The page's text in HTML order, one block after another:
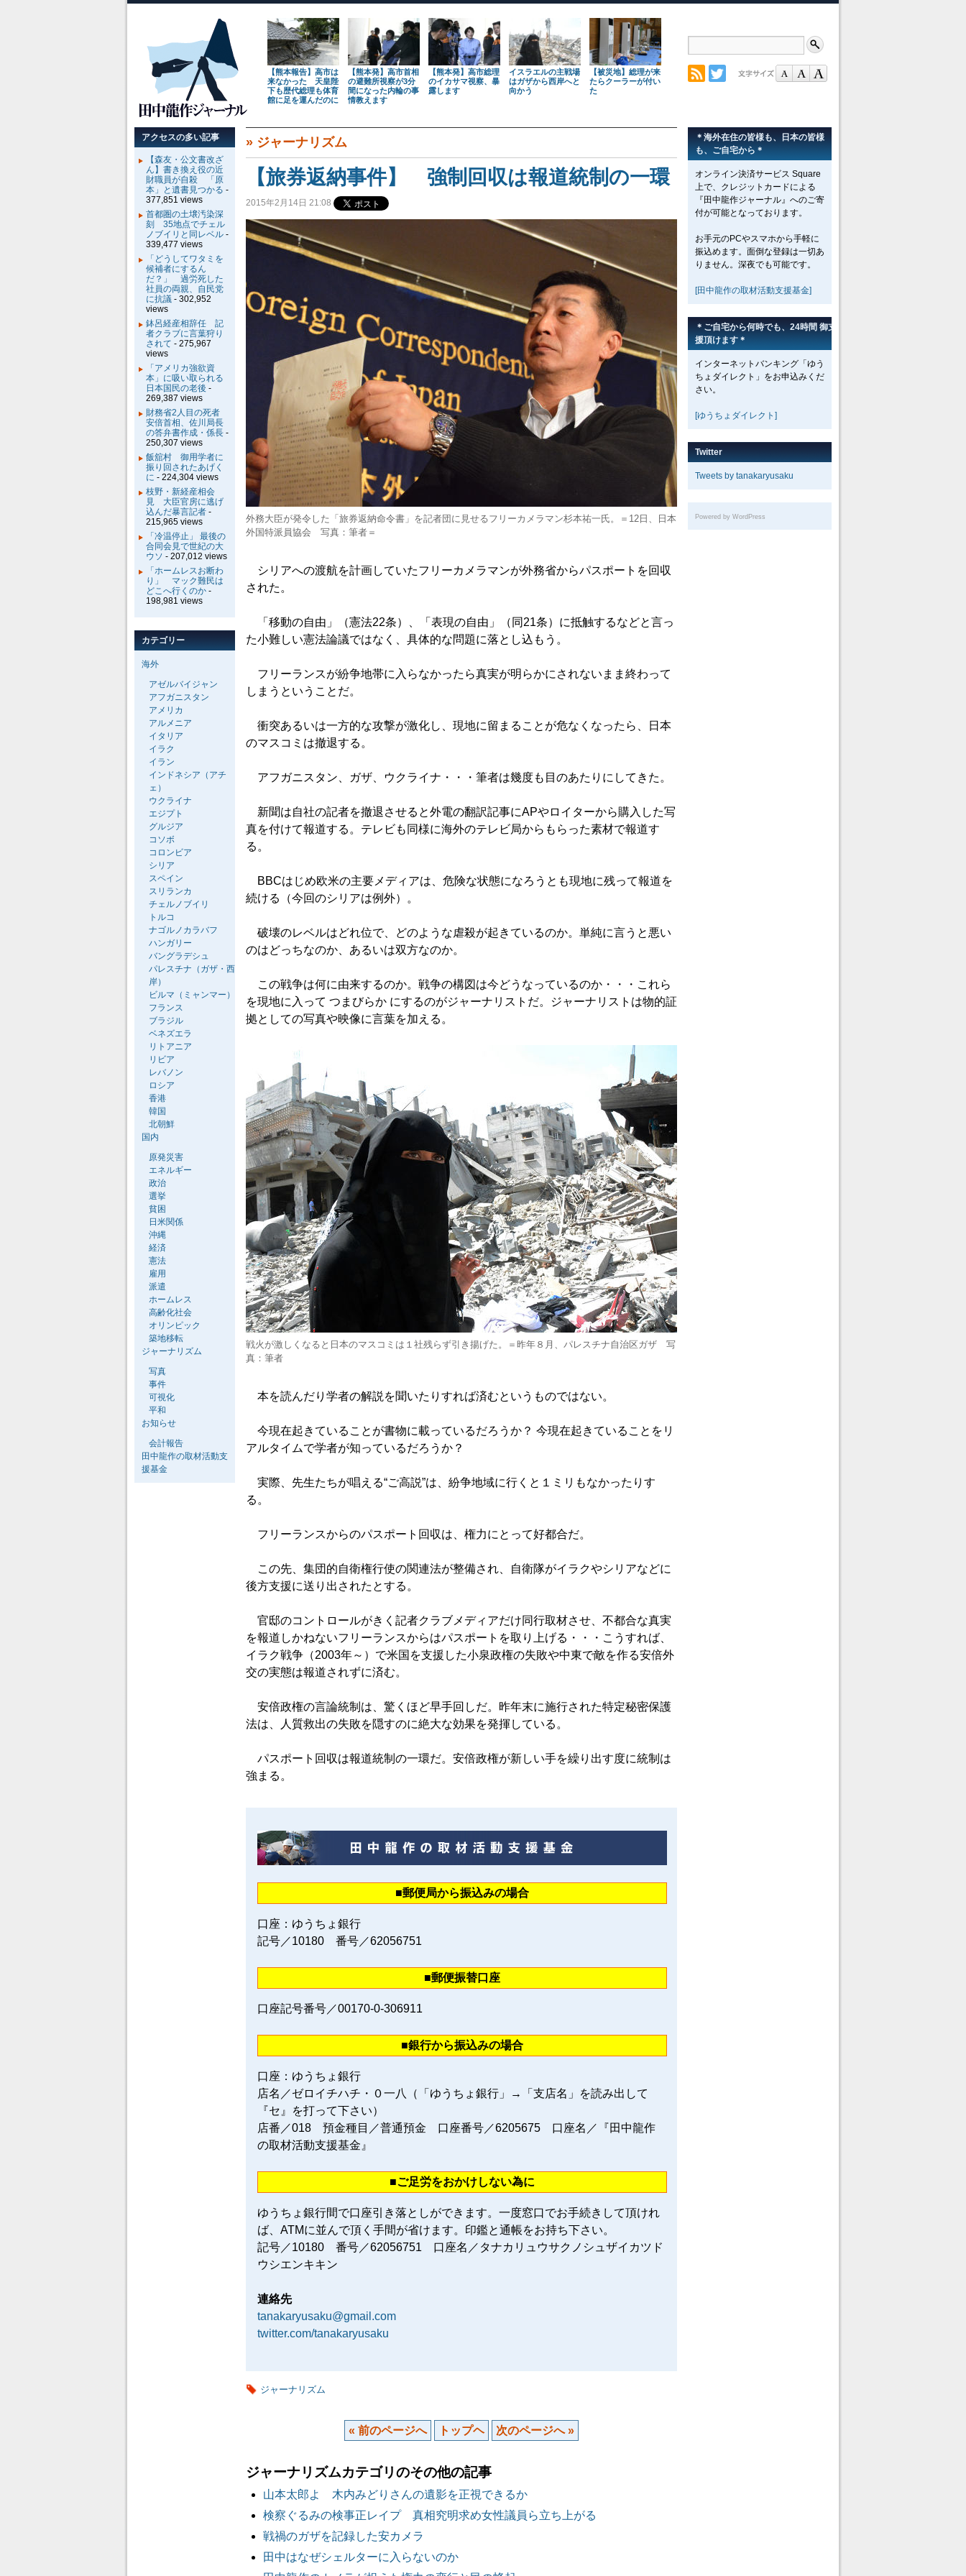
【熊本報告】高市は
来なかった 天皇陛
下も歴代総理も体育
館に足を運んだのに
【熊本発】高市首相
の避難所視察が3分
間になった内輪の事
情教えます
【熊本発】高市総理
のイカサマ視察、暴
露します
イスラエルの主戦場
はガザから西岸へと
向かう
【被災地】総理が来
たらクーラーが付い
た
» ジャーナリズム
【旅券返納事件】 強制回収は報道統制の一環
2015年2月14日 21:08
外務大臣が発令した「旅券返納命令書」を記者団に見せるフリーカメラマン杉本祐一氏。＝12日、日本
外国特派員協会 写真：筆者＝
シリアへの渡航を計画していたフリーカメラマンが外務省からパスポートを回収
された。
「移動の自由」（憲法22条）、「表現の自由」（同21条）に抵触するなどと言っ
た小難しい憲法論議ではなく、具体的な問題に落とし込もう。
フリーランスが紛争地帯に入らなかったら真実が明らかにされないまま終わって
しまうということだ。
衝突あるいは一方的な攻撃が激化し、現地に留まることが危なくなったら、日本
のマスコミは撤退する。
アフガニスタン、ガザ、ウクライナ・・・筆者は幾度も目のあたりにしてきた。
新聞は自社の記者を撤退させると外電の翻訳記事にAPやロイターから購入した写
真を付けて報道する。テレビも同様に海外のテレビ局からもらった素材で報道す
る。
BBCはじめ欧米の主要メディアは、危険な状態になろうとも現地に残って報道を
続ける（今回のシリアは例外）。
破壊のレベルはどれ位で、どのような虐殺が起きているのか。単純に言うと悪い
のはどっちなのか、あるいは双方なのか。
この戦争は何に由来するのか。戦争の構図は今どうなっているのか・・・これら
を現地に入って つまびらか にするのがジャーナリストだ。ジャーナリストは物的証
拠としての写真や映像に言葉を加える。
戦火が激しくなると日本のマスコミは１社残らず引き揚げた。＝昨年８月、パレスチナ自治区ガザ 写
真：筆者
本を読んだり学者の解説を聞いたりすれば済むというものではない。
今現在起きていることが書物に載っているだろうか？ 今現在起きていることをリ
アルタイムで学者が知っているだろうか？
実際、先生たちが唱える“ご高説”は、紛争地域に行くと１ミリもなかったりす
る。
フリーランスからのパスポート回収は、権力にとって好都合だ。
この先、集団的自衛権行使の関連法が整備され、自衛隊がイラクやシリアなどに
後方支援に送り出されたとする。
官邸のコントロールがきく記者クラブメディアだけ同行取材させ、不都合な真実
を報道しかねないフリーランスからはパスポートを取り上げる・・・こうすれば、
イラク戦争（2003年～）で米国を支援した小泉政権の失敗や中東で敵を作る安倍外
交の実態は報道されずに済む。
安倍政権の言論統制は、驚くほど早手回しだ。昨年末に施行された特定秘密保護
法は、人質救出の失敗を隠すのに絶大な効果を発揮している。
パスポート回収は報道統制の一環だ。安倍政権が新しい手を繰り出す度に統制は
強まる。
■郵便局から振込みの場合
口座：ゆうちょ銀行
記号／10180 番号／62056751
■郵便振替口座
口座記号番号／00170‐0‐306911
■銀行から振込みの場合
口座：ゆうちょ銀行
店名／ゼロイチハチ・０一八（「ゆうちょ銀行」→「支店名」を読み出して
『セ』を打って下さい）
店番／018 預金種目／普通預金 口座番号／6205675 口座名／『田中龍作
の取材活動支援基金』
■ご足労をおかけしない為に
ゆうちょ銀行間で口座引き落としができます。一度窓口でお手続きして頂けれ
ば、ATMに並んで頂く手間が省けます。印鑑と通帳をお持ち下さい。
記号／10180 番号／62056751 口座名／タナカリュウサクノシュザイカツド
ウシエンキキン
連絡先
tanakaryusaku@gmail.com
twitter.com/tanakaryusaku
ジャーナリズム
« 前のページへ トップヘ 次のページへ »
ジャーナリズムカテゴリのその他の記事
山本太郎よ 木内みどりさんの遺影を正視できるか
検察ぐるみの検事正レイプ 真相究明求め女性議員ら立ち上がる
戦禍のガザを記録した安カメラ
田中はなぜシェルターに入らないのか
＊海外在住の皆様も、日本の皆様
も、ご自宅から＊
オンライン決済サービス Square
上で、クレジットカードによる
『田中龍作ジャーナル』へのご寄
付が可能となっております。
お手元のPCやスマホから手軽に
振込めます。面倒な登録は一切あ
りません。深夜でも可能です。
[田中龍作の取材活動支援基金]
＊ご自宅から何時でも、24時間 御支
援頂けます＊
インターネットバンキング「ゆう
ちょダイレクト」をお申込みくだ
さい。
[ゆうちょダイレクト]
Twitter
Tweets by tanakaryusaku
Powered by WordPress
アクセスの多い記事
【森友・公文書改ざ
ん】書き換え役の近
財職員が自殺 「原
本」と遺書見つかる -
377,851 views
首都圏の土壌汚染深
刻 35地点でチェル
ノブイリと同レベル -
339,477 views
「どうしてワタミを
候補者にするん
だ？」 過労死した
社員の両親、自民党
に抗議 - 302,952
views
鉢呂経産相辞任 記
者クラブに言葉狩り
されて - 275,967
views
「アメリカ強欲資
本」に吸い取られる
日本国民の老後 -
269,387 views
財務省2人目の死者
安倍首相、佐川局長
の答弁書作成・係長 -
250,307 views
飯舘村 御用学者に
振り回されたあげく
に - 224,304 views
枝野・新経産相会
見 大臣官房に逃げ
込んだ暴言記者 -
215,965 views
「冷温停止」 最後の
合同会見で世紀の大
ウソ - 207,012 views
「ホームレスお断わ
り」 マック難民は
どこへ行くのか -
198,981 views
カテゴリー
海外
アゼルバイジャン
アフガニスタン
アメリカ
アルメニア
イタリア
イラク
イラン
インドネシア（アチ
ェ）
ウクライナ
エジプト
グルジア
コソボ
コロンビア
シリア
スペイン
スリランカ
チェルノブイリ
トルコ
ナゴルノカラバフ
ハンガリー
バングラデシュ
パレスチナ（ガザ・西
岸）
ビルマ（ミャンマー）
フランス
ブラジル
ベネズエラ
リトアニア
リビア
レバノン
ロシア
香港
韓国
北朝鮮
国内
原発災害
エネルギー
政治
選挙
貧困
日米関係
沖縄
経済
憲法
雇用
派遣
ホームレス
高齢化社会
オリンピック
築地移転
ジャーナリズム
写真
事件
可視化
平和
お知らせ
会計報告
田中龍作の取材活動支
援基金